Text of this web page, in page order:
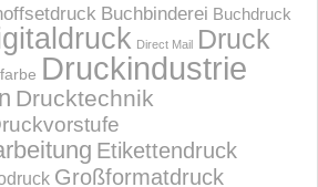
Buchbinderei Buchdruck
Direct Mail Druck
Druckindustrie
Drucktechnik
Etikettendruck
Großformatdruck